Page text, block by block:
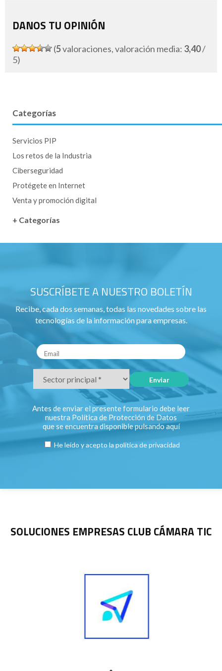
DANOS TU OPINIÓN
(5valoraciones, valoración media: 3,40/
5)
Categorías
Servicios PIP
Los retos de la Industria
Ciberseguridad
Protégete en Internet
Venta y promoción digital
+ Categorías
SUSCRÍBETE A NUESTRO BOLETÍN
Recibe, cada dos semanas, todas las novedades sobre las
tecnologías de la información para empresas.
Antes de enviar el presente formulario debe leer
nuestra Política de Protección de Datos
que se encuentra disponible pulsandoaquí
He leído y acepto la política de privacidad
SOLUCIONES EMPRESAS CLUB CÁMARA TIC